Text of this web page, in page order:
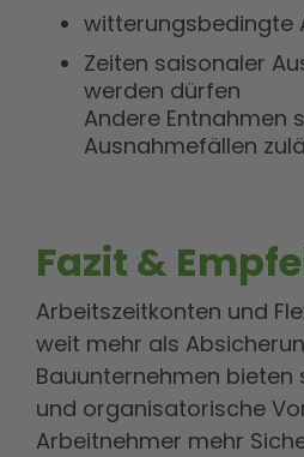
witterungsbedingte
Zeiten saisonaler
werden dürfen
Andere Entnahmen
Ausnahmefällen
Fazit &
Arbeitszeitkonten und
weit mehr als
Bauunternehmen
und organisatorische
Arbeitnehmer mehr